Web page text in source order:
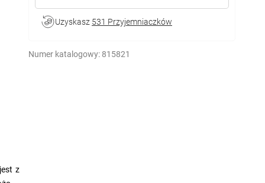
Uzyskasz 531 Przyjemniaczków
Numer katalogowy: 815821
z